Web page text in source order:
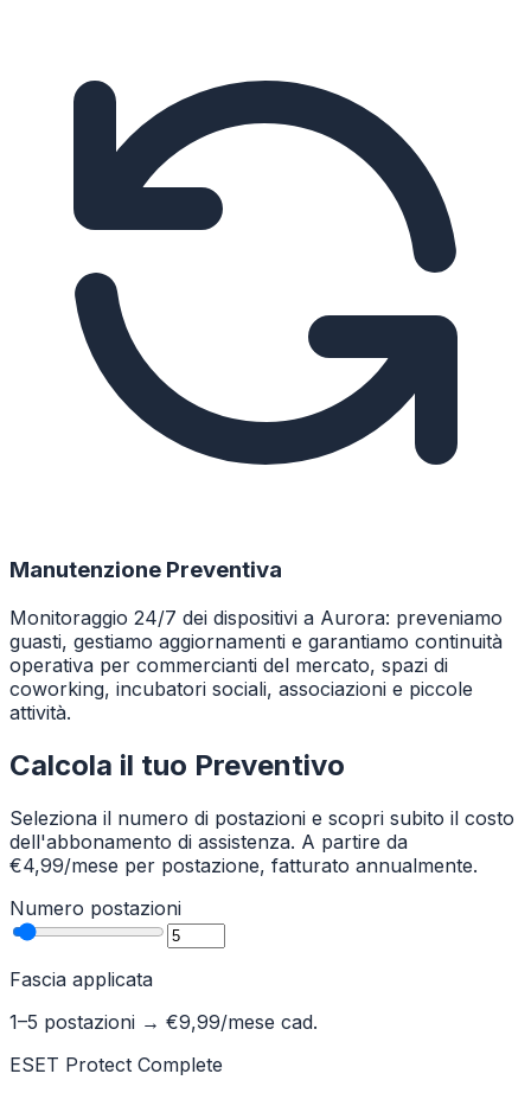
Manutenzione Preventiva
Monitoraggio 24/7 dei dispositivi a Aurora: preveniamo
guasti, gestiamo aggiornamenti e garantiamo continuità
operativa per commercianti del mercato, spazi di
coworking, incubatori sociali, associazioni e piccole
attività.
Calcola il tuo Preventivo
Seleziona il numero di postazioni e scopri subito il costo
dell'abbonamento di assistenza. A partire da
€4,99/mese per postazione, fatturato annualmente.
Numero postazioni
Fascia applicata
1–5 postazioni → €9,99/mese cad.
ESET Protect Complete